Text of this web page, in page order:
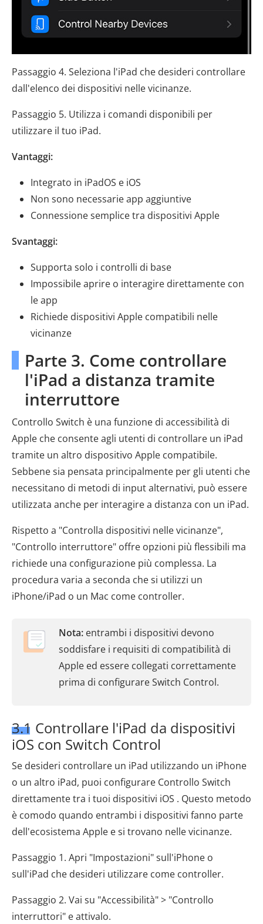
Passaggio 4. Seleziona l'iPad che desideri controllare
dall'elenco dei dispositivi nelle vicinanze.
Passaggio 5. Utilizza i comandi disponibili per
utilizzare il tuo iPad.
Vantaggi:
Integrato in iPadOS e iOS
Non sono necessarie app aggiuntive
Connessione semplice tra dispositivi Apple
Svantaggi:
Supporta solo i controlli di base
Impossibile aprire o interagire direttamente con
le app
Richiede dispositivi Apple compatibili nelle
vicinanze
Parte 3. Come controllare
l'iPad a distanza tramite
interruttore
Controllo Switch è una funzione di accessibilità di
Apple che consente agli utenti di controllare un iPad
tramite un altro dispositivo Apple compatibile.
Sebbene sia pensata principalmente per gli utenti che
necessitano di metodi di input alternativi, può essere
utilizzata anche per interagire a distanza con un iPad.
Rispetto a "Controlla dispositivi nelle vicinanze",
"Controllo interruttore" offre opzioni più flessibili ma
richiede una configurazione più complessa. La
procedura varia a seconda che si utilizzi un
iPhone/iPad o un Mac come controller.
Nota: entrambi i dispositivi devono
soddisfare i requisiti di compatibilità di
Apple ed essere collegati correttamente
prima di configurare Switch Control.
3.1 Controllare l'iPad da dispositivi
iOS con Switch Control
Se desideri controllare un iPad utilizzando un iPhone
o un altro iPad, puoi configurare Controllo Switch
direttamente tra i tuoi dispositivi iOS . Questo metodo
è comodo quando entrambi i dispositivi fanno parte
dell'ecosistema Apple e si trovano nelle vicinanze.
Passaggio 1. Apri "Impostazioni" sull'iPhone o
sull'iPad che desideri utilizzare come controller.
Passaggio 2. Vai su "Accessibilità" > "Controllo
interruttori" e attivalo.